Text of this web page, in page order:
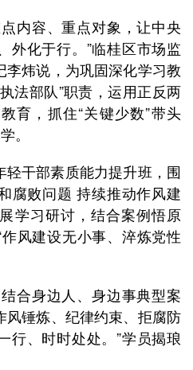
内容、重点对象，让中央
外化于行。”临桂区市场监
炜说，为巩固深化学习教
法部队”职责，运用正反两
育，抓住“关键少数”带头
。
干部素质能力提升班，围
腐败问题 持续推动作风建
学习研讨，结合案例悟原
风建设无小事、淬炼党性
合身边人、身边事典型案
锤炼、纪律约束、拒腐防
行、时时处处。”学员揭琅